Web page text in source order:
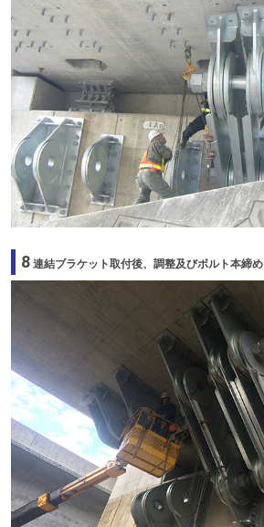
8 連結ブラケット取付後、調整及びボルト本締め